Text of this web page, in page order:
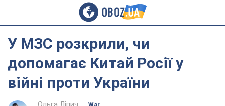
У МЗС розкрили, чи
допомагає Китай Росії у
війні проти України